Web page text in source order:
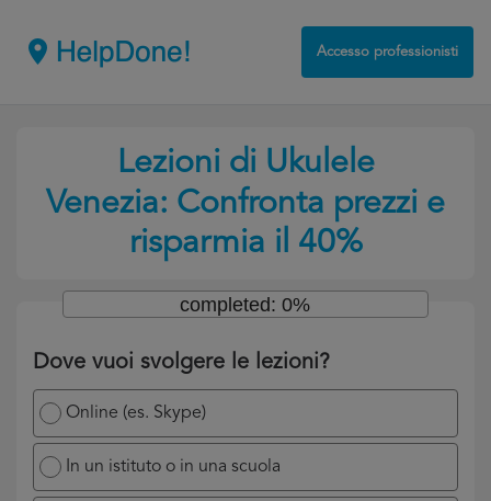
Accesso professionisti
Lezioni di Ukulele
Venezia: Confronta prezzi e
risparmia il 40%
Dove vuoi svolgere le lezioni?
Online (es. Skype)
In un istituto o in una scuola
completed: 0%